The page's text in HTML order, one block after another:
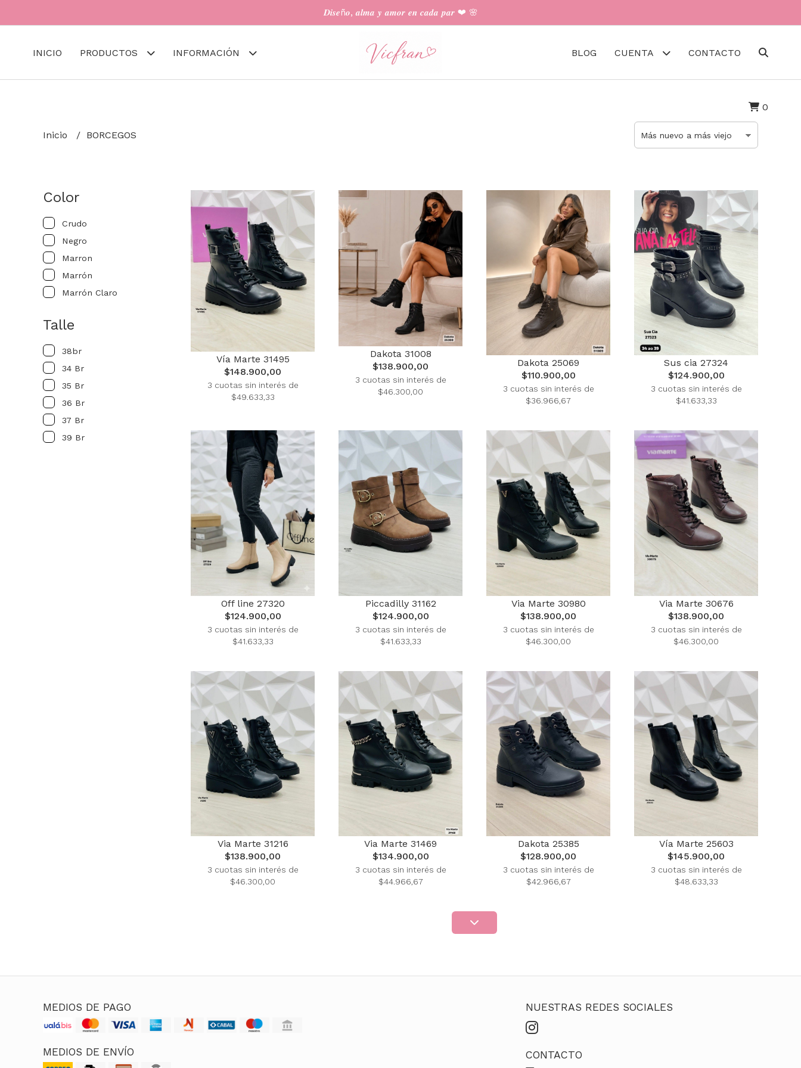
𝑫𝒊𝒔𝒆ñ𝒐, 𝒂𝒍𝒎𝒂 𝒚 𝒂𝒎𝒐𝒓 𝒆𝒏 𝒄𝒂𝒅𝒂 𝒑𝒂𝒓 ❤︎ 🌸
INICIO PRODUCTOS INFORMACIÓN BLOG CUENTA CONTACTO
0
Inicio BORCEGOS
Color
Crudo
Negro
Marron
Marrón
Marrón Claro
Talle
38br
34 Br
35 Br
36 Br
37 Br
39 Br
Vía Marte 31495
$148.900,00
3 cuotas sin interés de
$49.633,33
Dakota 31008
$138.900,00
3 cuotas sin interés de
$46.300,00
Dakota 25069
$110.900,00
3 cuotas sin interés de
$36.966,67
Sus cia 27324
$124.900,00
3 cuotas sin interés de
$41.633,33
Off line 27320
$124.900,00
3 cuotas sin interés de
$41.633,33
Piccadilly 31162
$124.900,00
3 cuotas sin interés de
$41.633,33
Via Marte 30980
$138.900,00
3 cuotas sin interés de
$46.300,00
Via Marte 30676
$138.900,00
3 cuotas sin interés de
$46.300,00
Via Marte 31216
$138.900,00
3 cuotas sin interés de
$46.300,00
Via Marte 31469
$134.900,00
3 cuotas sin interés de
$44.966,67
Dakota 25385
$128.900,00
3 cuotas sin interés de
$42.966,67
Vía Marte 25603
$145.900,00
3 cuotas sin interés de
$48.633,33
MEDIOS DE PAGO
MEDIOS DE ENVÍO
NUESTRAS REDES SOCIALES
CONTACTO